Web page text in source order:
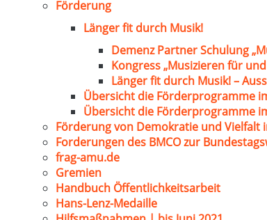
Förderung
Länger fit durch Musik!
Demenz Partner Schulung
Kongress „Musizieren für
Länger fit durch Musik! –
Übersicht die Förderprogramme
Übersicht die Förderprogramme
Förderung von Demokratie und Vielfalt
Forderungen des BMCO zur
frag-amu.de
Gremien
Handbuch Öffentlichkeitsarbeit
Hans-Lenz-Medaille